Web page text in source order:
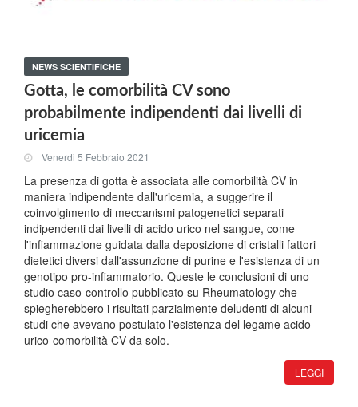
NEWS SCIENTIFICHE
Gotta, le comorbilità CV sono
probabilmente indipendenti dai livelli di
uricemia
Venerdi 5 Febbraio 2021
La presenza di gotta è associata alle comorbilità CV in
maniera indipendente dall'uricemia, a suggerire il
coinvolgimento di meccanismi patogenetici separati
indipendenti dai livelli di acido urico nel sangue, come
l'infiammazione guidata dalla deposizione di cristalli fattori
dietetici diversi dall'assunzione di purine e l'esistenza di un
genotipo pro-infiammatorio. Queste le conclusioni di uno
studio caso-controllo pubblicato su Rheumatology che
spiegherebbero i risultati parzialmente deludenti di alcuni
studi che avevano postulato l'esistenza del legame acido
urico-comorbilità CV da solo.
LEGGI